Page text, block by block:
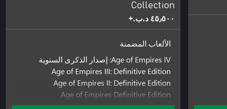
Collection
٤٥٫٥٠٠ د.ب.‏+
الألعاب المضمنة
Age of Empires IV: إصدار الذكرى السنوية
Age of Empires III: Definitive Edition
Age of Empires II: Definitive Edition
Age of Empires Definitive Edition